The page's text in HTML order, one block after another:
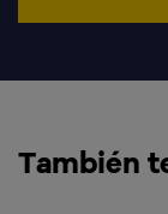
También